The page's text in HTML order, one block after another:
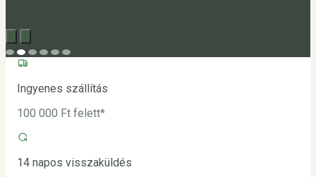
Ingyenes szállítás
100 000 Ft felett*
14 napos visszaküldés